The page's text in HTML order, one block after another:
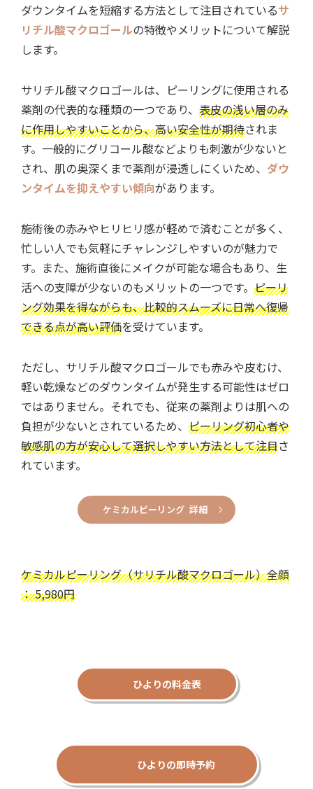
ダウンタイムを短縮する方法として注目されているサ
リチル酸マクロゴールの特徴やメリットについて解説
します。
サリチル酸マクロゴールは、ピーリングに使用される
薬剤の代表的な種類の一つであり、 表皮の浅い層のみ
に作用しやすいことから、高い安全性が期待されま
す。一般的にグリコール酸などよりも刺激が少ないと
され、肌の奥深くまで薬剤が浸透しにくいため、 ダウ
ンタイムを抑えやすい傾向があります。
施術後の赤みやヒリヒリ感が軽めで済むことが多く、
忙しい人でも気軽にチャレンジしやすいのが魅力で
す。また、施術直後にメイクが可能な場合もあり、生
活への支障が少ないのもメリットの一つです。 ピーリ
ング効果を得ながらも、比較的スムーズに日常へ復帰
できる点が高い評価を受けています。
ただし、サリチル酸マクロゴールでも赤みや皮むけ、
軽い乾燥などのダウンタイムが発生する可能性はゼロ
ではありません。それでも、従来の薬剤よりは肌への
負担が少ないとされているため、 ピーリング初心者や
敏感肌の方が安心して選択しやすい方法として注目さ
れています。
ケミカルピーリング 詳細
ケミカルピーリング（サリチル酸マクロゴール）全顔
： 5,980円
ひよりの料金表
ひよりの即時予約